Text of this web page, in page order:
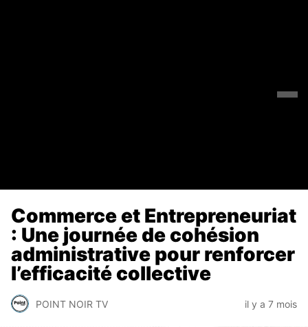
Commerce et Entrepreneuriat
: Une journée de cohésion
administrative pour renforcer
l’efficacité collective
POINT NOIR TV il y a 7 mois